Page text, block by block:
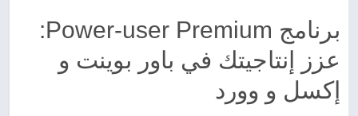
برنامج Power-user Premium:
عزز إنتاجيتك في باور بوينت و
إكسل و وورد